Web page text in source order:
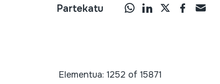
Partekatu
Elementua: 1252 of 15871